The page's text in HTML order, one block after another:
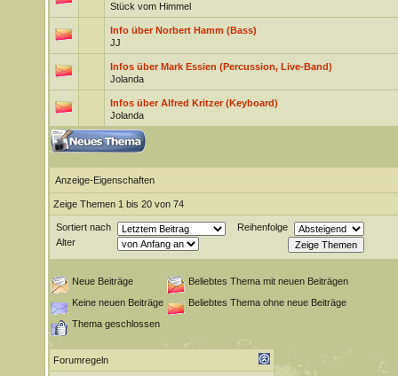
Stück vom Himmel
Info über Norbert Hamm (Bass)
JJ
Infos über Mark Essien (Percussion, Live-Band)
Jolanda
Infos über Alfred Kritzer (Keyboard)
Jolanda
Anzeige-Eigenschaften
Zeige Themen 1 bis 20 von 74
Sortiert nach
Reihenfolge
Alter
Neue Beiträge
Beliebtes Thema mit neuen Beiträgen
Keine neuen Beiträge
Beliebtes Thema ohne neue Beiträge
Thema geschlossen
Forumregeln